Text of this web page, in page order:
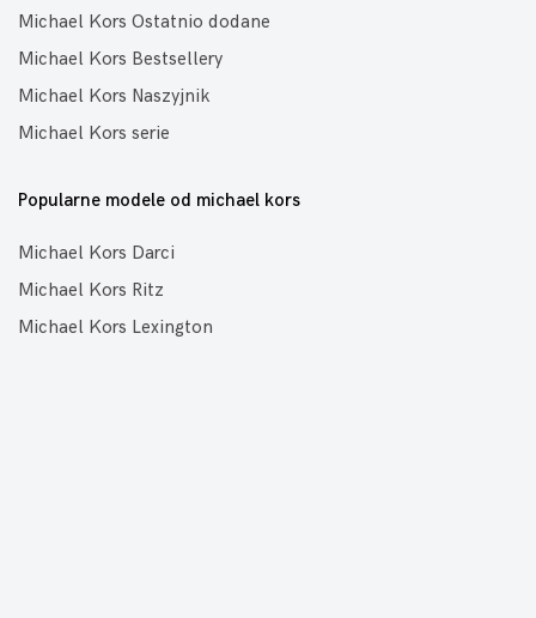
Michael Kors Ostatnio dodane
Michael Kors Bestsellery
Michael Kors Naszyjnik
Michael Kors serie
Popularne modele od michael kors
Michael Kors Darci
Michael Kors Ritz
Michael Kors Lexington